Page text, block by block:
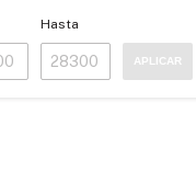
Hasta
APLICAR